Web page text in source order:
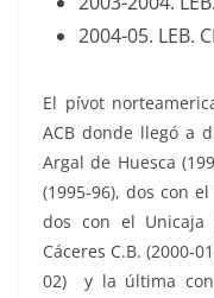
2004-05. LEB.
El pívot
ACB donde llegó a
Argal de Huesca
(1995-96), dos con el
dos con el Unicaja
Cáceres C.B. (2000-
02) y la última